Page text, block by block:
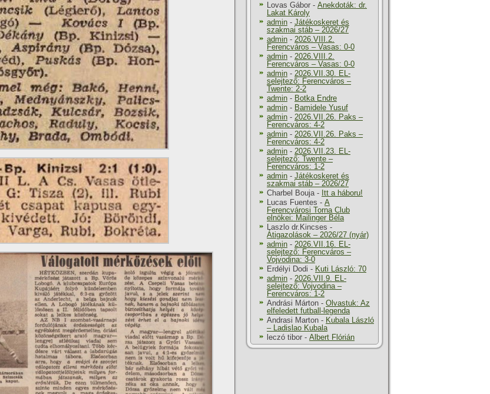
Lovas Gábor - Anekdoták: dr.
Lakat Károly
admin - Játékoskeret és
szakmai stáb – 2026/27
admin - 2026.VIII.2.
Ferencváros – Vasas: 0-0
admin - 2026.VIII.2.
Ferencváros – Vasas: 0-0
admin - 2026.VII.30. EL-
selejtező: Ferencváros –
Twente: 2-2
admin - Botka Endre
admin - Bamidele Yusuf
admin - 2026.VII.26. Paks –
Ferencváros: 4-2
admin - 2026.VII.26. Paks –
Ferencváros: 4-2
admin - 2026.VII.23. EL-
selejtező: Twente –
Ferencváros: 1-2
admin - Játékoskeret és
szakmai stáb – 2026/27
Charbel Bouja- Itt a háboru!
Lucas Fuentes - A
Ferencvárosi Torna Club
elnökei: Mailinger Béla
Laszlo dr.Kincses -
Átigazolások – 2026/27 (nyár)
admin - 2026.VII.16. EL-
selejtező: Ferencváros –
Vojvodina: 3-0
Erdélyi Dodi - Kuti László: 70
admin - 2026.VII.9. EL-
selejtező: Vojvodina –
Ferencváros: 1-2
Andrási Márton - Olvastuk: Az
elfeledett futball-legenda
Andrasi Marton - Kubala László
– Ladislao Kubala
leczó tibor - Albert Flórián